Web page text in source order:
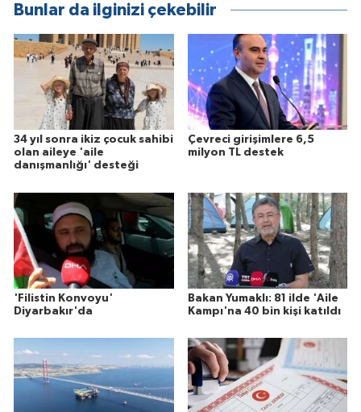
Bunlar da ilginizi çekebilir
34 yıl sonra ikiz çocuk sahibi
olan aileye 'aile
danışmanlığı' desteği
Çevreci girişimlere 6,5
milyon TL destek
'Filistin Konvoyu'
Diyarbakır'da
Bakan Yumaklı: 81 ilde 'Aile
Kampı'na 40 bin kişi katıldı